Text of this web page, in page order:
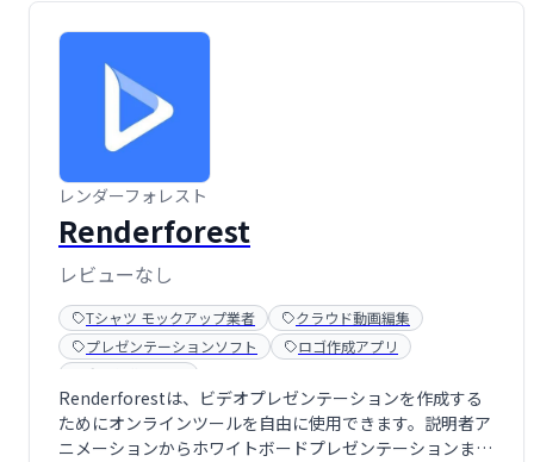
レンダーフォレスト
Renderforest
レビューなし
Tシャツ モックアップ業者
クラウド動画編集
プレゼンテーションソフト
ロゴ作成アプリ
動画編集ソフト
Renderforestは、ビデオプレゼンテーションを作成する
ためにオンラインツールを自由に使用できます。説明者ア
ニメーションからホワイトボードプレゼンテーションま